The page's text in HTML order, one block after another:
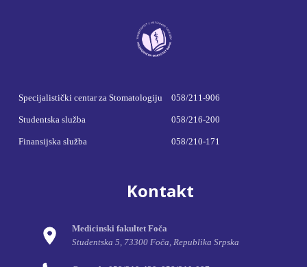
Specijalistički centar za Stomatologiju 058/211-906
Studentska služba 058/216-200
Finansijska služba 058/210-171
Kontakt
Medicinski fakultet Foča
Studentska 5, 73300 Foča, Republika Srpska